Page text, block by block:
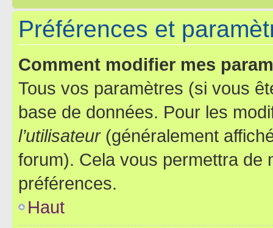
Préférences et
Comment modifier mes
Tous vos paramètres (si vous
base de données. Pour les
l’utilisateur(généralement
forum). Cela vous permettra de
préférences.
Haut